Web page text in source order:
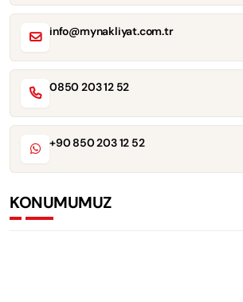
info@mynakliyat.com.tr
0850 203 12 52
+90 850 203 12 52
KONUMUMUZ